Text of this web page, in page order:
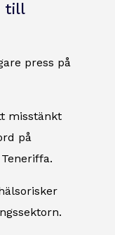
till
press på
misstänkt
på